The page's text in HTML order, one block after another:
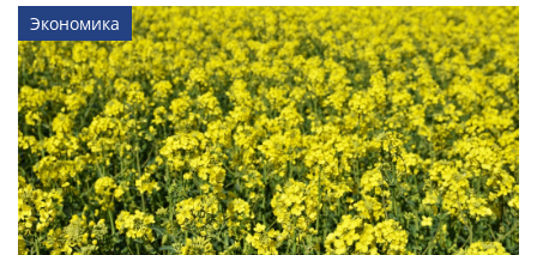
Экономика